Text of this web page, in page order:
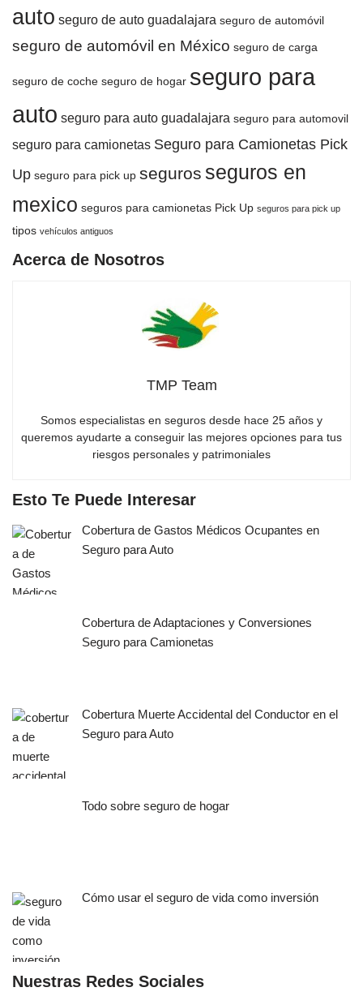
auto seguro de auto guadalajara seguro de automóvil
seguro de automóvil en México seguro de carga
seguro de coche seguro de hogar seguro para
auto seguro para auto guadalajara seguro para automovil
seguro para camionetas Seguro para Camionetas Pick
Up seguro para pick up seguros seguros en
mexico seguros para camionetas Pick Up seguros para pick up
tipos vehículos antiguos
Acerca de Nosotros
TMP Team
Somos especialistas en seguros desde hace 25 años y
queremos ayudarte a conseguir las mejores opciones para tus
riesgos personales y patrimoniales
Esto Te Puede Interesar
Cobertura de Gastos Médicos Ocupantes en
Seguro para Auto
Cobertura de Adaptaciones y Conversiones
Seguro para Camionetas
Cobertura Muerte Accidental del Conductor en el
Seguro para Auto
Todo sobre seguro de hogar
Cómo usar el seguro de vida como inversión
Nuestras Redes Sociales